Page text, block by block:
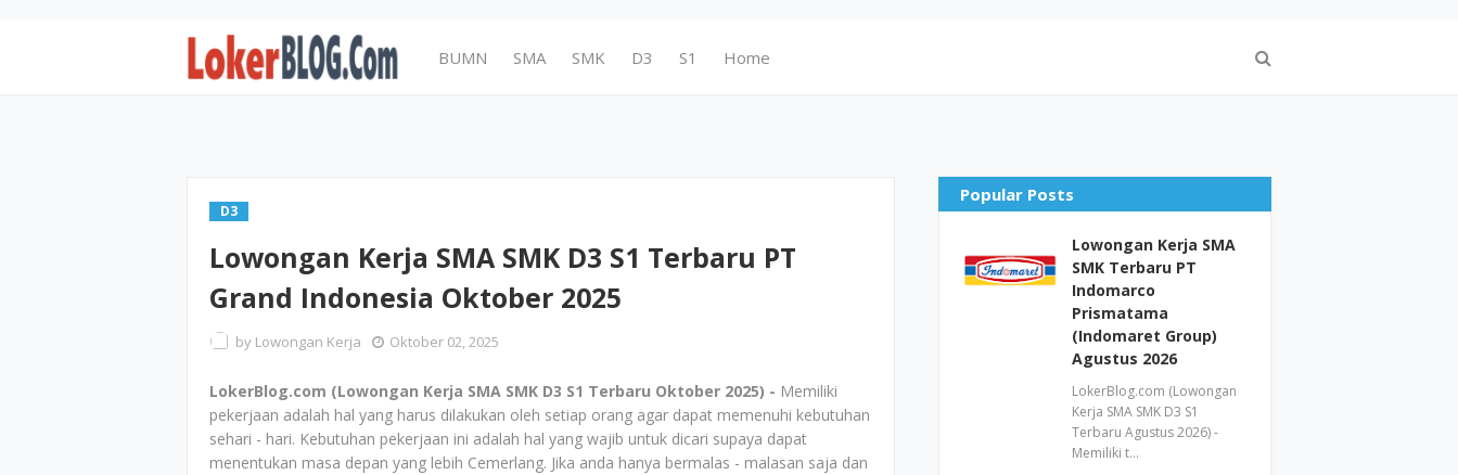
BUMN SMA SMK D3 S1 Home
D3
Lowongan Kerja SMA SMK D3 S1 Terbaru PT
Grand Indonesia Oktober 2025
by Lowongan Kerja Oktober 02, 2025
LokerBlog.com (Lowongan Kerja SMA SMK D3 S1 Terbaru Oktober 2025) - Memiliki
pekerjaan adalah hal yang harus dilakukan oleh setiap orang agar dapat memenuhi kebutuhan
sehari - hari. Kebutuhan pekerjaan ini adalah hal yang wajib untuk dicari supaya dapat
menentukan masa depan yang lebih Cemerlang. Jika anda hanya bermalas - malasan saja dan
Popular Posts
Lowongan Kerja SMA
SMK Terbaru PT
Indomarco
Prismatama
(Indomaret Group)
Agustus 2026
LokerBlog.com (Lowongan
Kerja SMA SMK D3 S1
Terbaru Agustus 2026) -
Memiliki t…